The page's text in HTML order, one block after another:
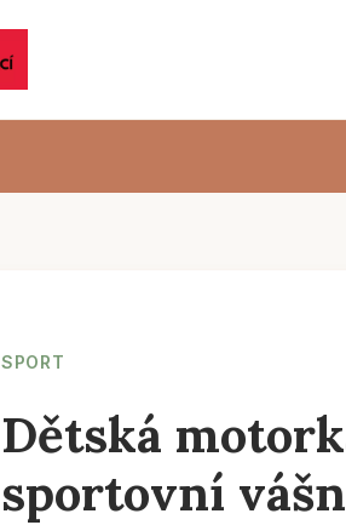
SPORT
Dětská
sportovní